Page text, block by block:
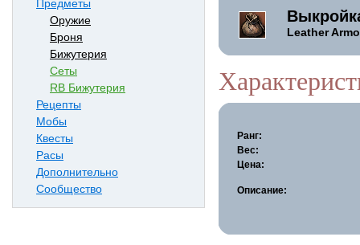
Предметы
Оружие
Броня
Бижутерия
Сеты
RB Бижутерия
Рецепты
Мобы
Квесты
Расы
Дополнительно
Сообщество
Leather
Ранг:
Вес:
Цена:
Описание: